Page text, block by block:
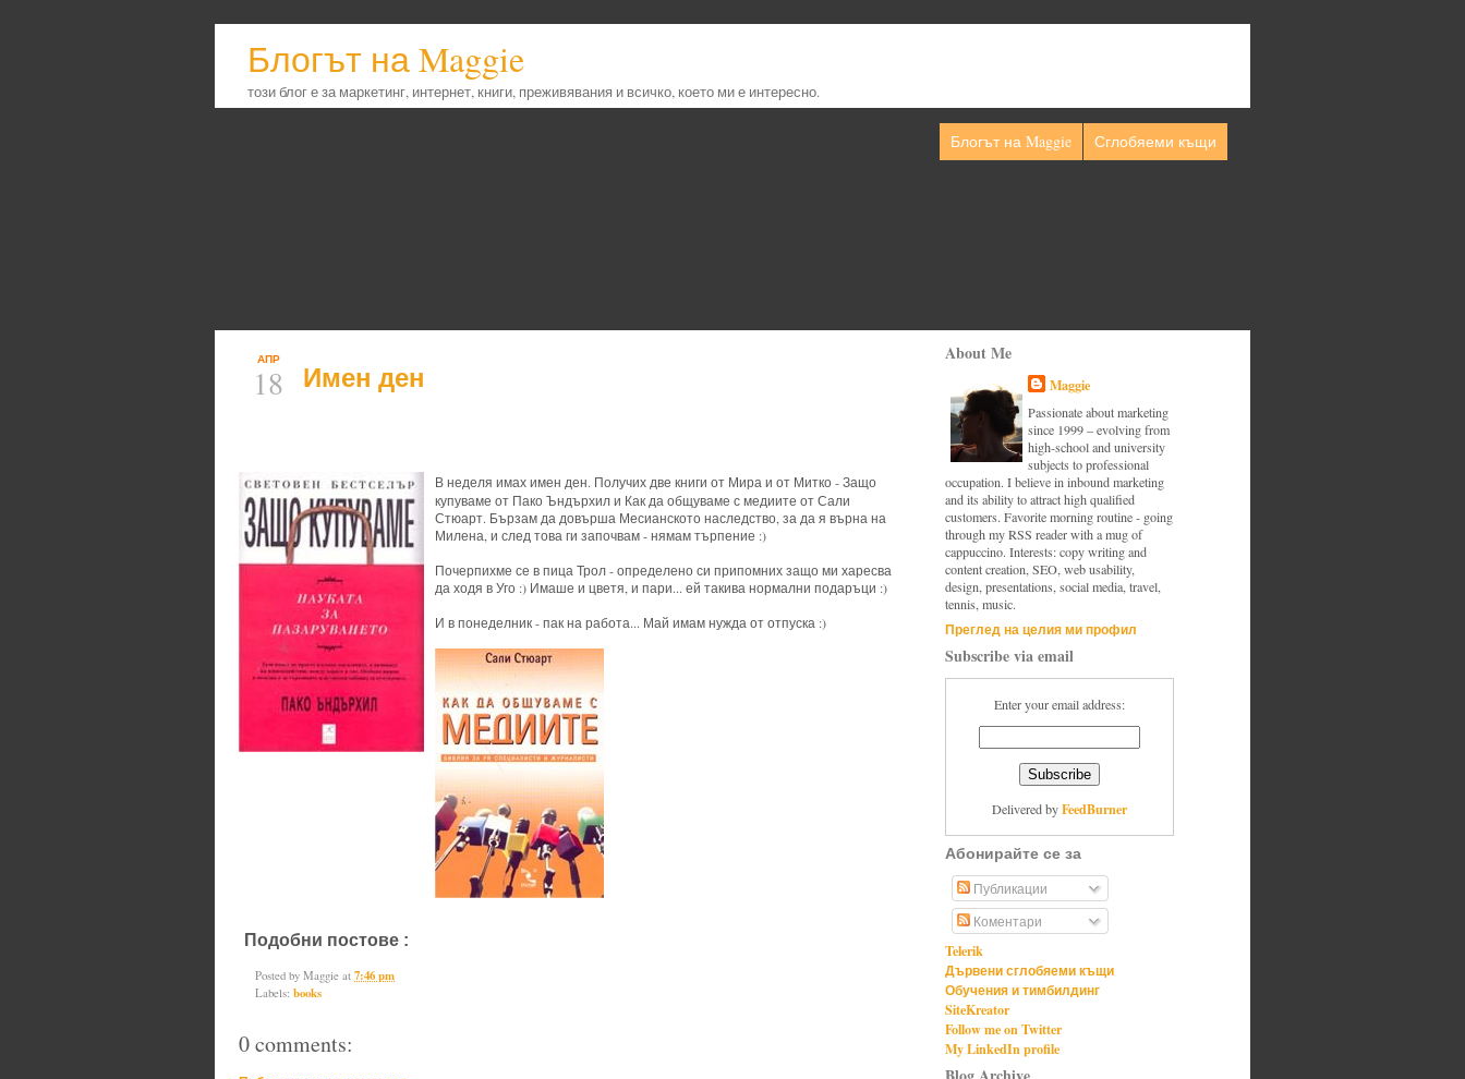
Блогът на Maggie
този блог е за маркетинг, интернет, книги, преживявания и всичко, което ми е интересно.
Блогът на Maggie Сглобяеми къщи
АПР
18 Имен ден
В неделя имах имен ден. Получих две книги от Мира и от Митко - Защо
купуваме от Пако Ъндърхил и Как да общуваме с медиите от Сали
Стюарт. Бързам да довърша Месианското наследство, за да я върна на
Милена, и след това ги започвам - нямам търпение :)
Почерпихме се в пица Трол - определено си припомних защо ми харесва
да ходя в Уго :) Имаше и цветя, и пари... ей такива нормални подаръци :)
И в понеделник - пак на работа... Май имам нужда от отпуска :)
Подобни постове :
Posted by Maggie at 7:46 pm
Labels: books
0 comments:
About Me
Maggie
Passionate about marketing
since 1999 – evolving from
high-school and university
subjects to professional
occupation. I believe in inbound marketing
and its ability to attract high qualified
customers. Favorite morning routine - going
through my RSS reader with a mug of
cappuccino. Interests: copy writing and
content creation, SEO, web usability,
design, presentations, social media, travel,
tennis, music.
Преглед на целия ми профил
Subscribe via email
Enter your email address:
Delivered byFeedBurner
Абонирайте се за
Публикации
Коментари
Telerik
Дървени сглобяеми къщи
Обучения и тимбилдинг
SiteKreator
Follow me on Twitter
My LinkedIn profile